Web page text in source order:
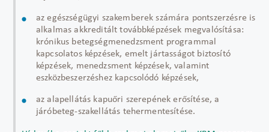
az egészségügyi szakemberek számára pontszerzésre is
alkalmas akkreditált továbbképzések megvalósítása:
krónikus betegségmenedzsment programmal
kapcsolatos képzések, emelt jártasságot biztosító
képzések, menedzsment képzések, valamint
eszközbeszerzéshez kapcsolódó képzések,
az alapellátás kapuőri szerepének erősítése, a
járóbeteg-szakellátás tehermentesítése.